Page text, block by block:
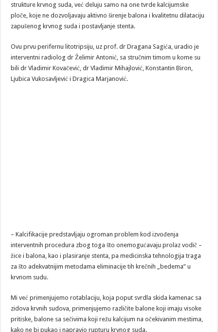
strukture krvnog suda, već deluju samo na one tvrde kalcijumske
ploče, koje ne dozvoljavaju aktivno širenje balona i kvalitetnu dilataciju
zapušenog krvnog suda i postavljanje stenta.
Ovu prvu perifernu litotripsiju, uz prof. dr Dragana Sagića, uradio je
interventni radiolog dr Želimir Antonić, sa stručnim timom u kome su
bili dr Vladimir Kovačević, dr Vladimir Mihajlović, Konstantin Biron,
Ljubica Vukosavljević i Dragica Marjanović.
– Kalcifikacije predstavljaju ogroman problem kod izvođenja
interventnih procedura zbog toga što onemogućavaju prolaz vodič –
žice i balona, kao i plasiranje stenta, pa medicinska tehnologija traga
za što adekvatnijim metodama eliminacije tih krečnih „bedema” u
krvnom sudu.
Mi već primenjujemo rotablaciju, koja poput svrdla skida kamenac sa
zidova krvnih sudova, primenjujemo različite balone koji imaju visoke
pritiske, balone sa sečivima koji režu kalcijum na očekivanim mestima,
kako ne bi pukao i napravio rupturu krvnog suda.